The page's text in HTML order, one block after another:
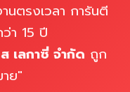
นตรงเวลา การันตี
า 15 ปี
เลกาซี่ จำกัด ถูก
ย"